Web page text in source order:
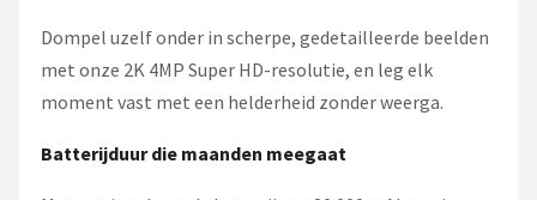
Dompel uzelf onder in scherpe, gedetailleerde beelden
met onze 2K 4MP Super HD-resolutie, en leg elk
moment vast met een helderheid zonder weerga.
Batterijduur die maanden meegaat